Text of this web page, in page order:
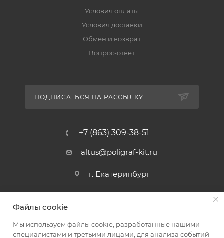
Условия оплаты
Условия доставки
Обмен и возврат
Вопрос-ответ
ПОДПИСАТЬСЯ НА РАССЫЛКУ
+7 (863) 309-38-51
altus@poligraf-kit.ru
г. Екатеринбург
Файлы cookie
Мы используем файлы cookie, разработанные нашими
специалистами и третьими лицами, для анализа событий